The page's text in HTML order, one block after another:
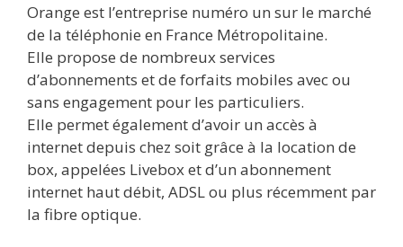
Orange est l’entreprise numéro un sur le marché
de la téléphonie en France Métropolitaine.
Elle propose de nombreux services
d’abonnements et de forfaits mobiles avec ou
sans engagement pour les particuliers.
Elle permet également d’avoir un accès à
internet depuis chez soit grâce à la location de
box, appelées Livebox et d’un abonnement
internet haut débit, ADSL ou plus récemment par
la fibre optique.